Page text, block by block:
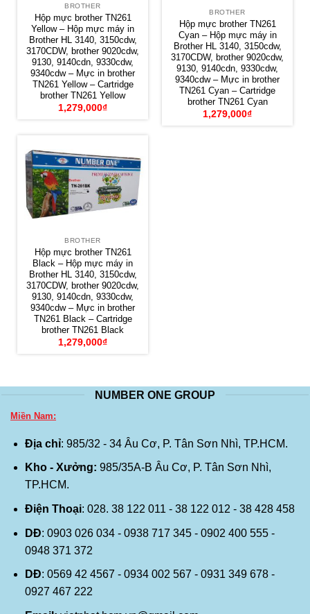
BROTHER
Hộp mực brother TN261
Yellow – Hộp mực máy in
Brother HL 3140, 3150cdw,
3170CDW, brother 9020cdw,
9130, 9140cdn, 9330cdw,
9340cdw – Mực in brother
TN261 Yellow – Cartridge
brother TN261 Yellow
1,279,000₫
BROTHER
Hộp mực brother TN261
Cyan – Hộp mực máy in
Brother HL 3140, 3150cdw,
3170CDW, brother 9020cdw,
9130, 9140cdn, 9330cdw,
9340cdw – Mực in brother
TN261 Cyan – Cartridge
brother TN261 Cyan
1,279,000₫
BROTHER
Hộp mực brother TN261
Black – Hộp mực máy in
Brother HL 3140, 3150cdw,
3170CDW, brother 9020cdw,
9130, 9140cdn, 9330cdw,
9340cdw – Mực in brother
TN261 Black – Cartridge
brother TN261 Black
1,279,000₫
NUMBER ONE GROUP
Miền Nam:
Địa chỉ: 985/32 - 34 Âu Cơ, P. Tân Sơn Nhì, TP.HCM.
Kho - Xưởng: 985/35A-B Âu Cơ, P. Tân Sơn Nhì,
TP.HCM.
Điện Thoại: 028. 38 122 011 - 38 122 012 - 38 428 458
DĐ: 0903 026 034 - 0938 717 345 - 0902 400 555 -
0948 371 372
DĐ: 0569 42 4567 - 0934 002 567 - 0931 349 678 -
0927 467 222